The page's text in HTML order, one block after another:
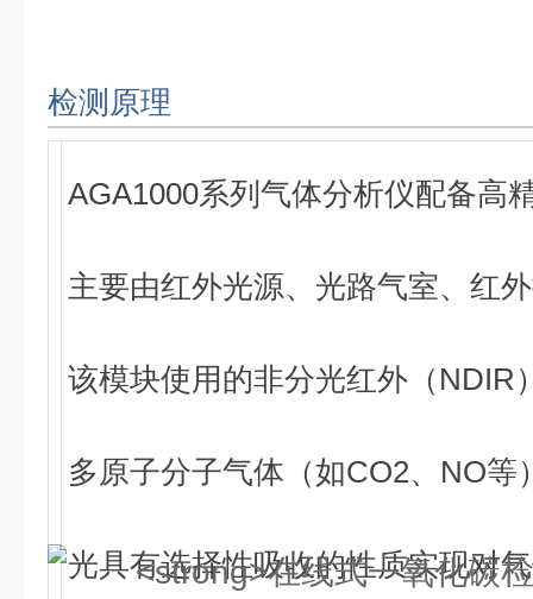
检测原理
AGA1000系列气体分析仪配备高
主要由红外光源、光路气室、红
该模块使用的非分光红外（NDIR
多原子分子气体（如CO2、NO等
光具有选择性吸收的性质实现对